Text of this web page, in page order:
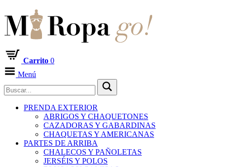
Carrito 0
Menú
PRENDA EXTERIOR
ABRIGOS Y CHAQUETONES
CAZADORAS Y GABARDINAS
CHAQUETAS Y AMERICANAS
PARTES DE ARRIBA
CHALECOS Y PAÑOLETAS
JERSÉIS Y POLOS